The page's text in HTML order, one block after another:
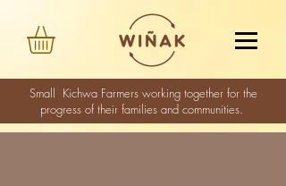
Small Kichwa Farmers working together for the
progress of their families and communities.